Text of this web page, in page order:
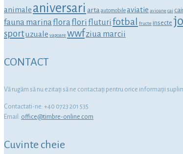
animale aniversari arta automobile aviatie avioane cai
fauna marinafloraflori fluturi fotbal fructe insecte
sportuzuale vapoare wwfziua marcii
CONTACT
Vă rugăm să nu ezitaţi să ne contactaţi pentru orice informaţii
Contactati-ne: +40 0723 201 535
Email: office@timbre-online.com
Cuvinte cheie